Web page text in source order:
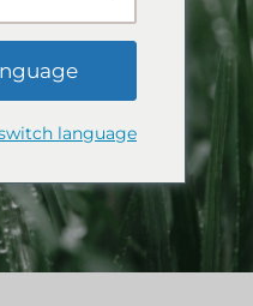
language